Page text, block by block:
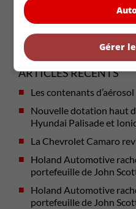
ARTICLES RÉCENTS
Les contenants d’aérosol
Nouvelle dotation haut
Hyundai Palisade et
La Chevrolet Camaro
Holand Automotive
portefeuille de John
Holand Automotive
portefeuille de John
Gérer